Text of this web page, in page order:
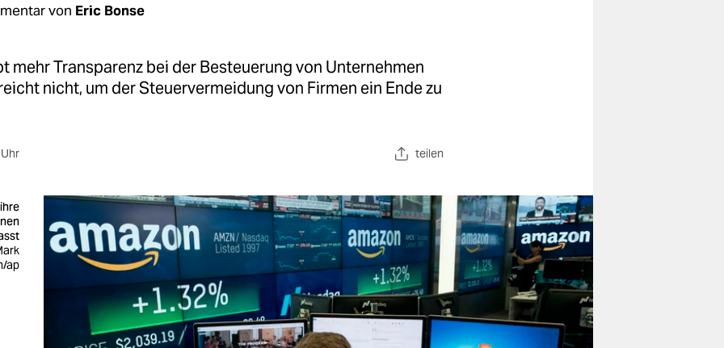
von Eric Bonse
mehr Transparenz bei der Besteuerung von Unternehmen
nicht, um der Steuervermeidung von Firmen ein Ende zu
teilen
ap